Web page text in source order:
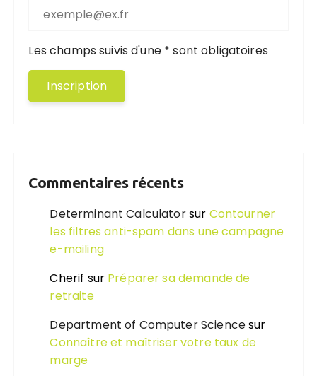
Les champs suivis d'une * sont obligatoires
Commentaires récents
Determinant Calculatorsur Contourner
les filtres anti-spam dans une campagne
e-mailing
Cherif sur Préparer sa demande de
retraite
Department of Computer Sciencesur
Connaître et maîtriser votre taux de
marge